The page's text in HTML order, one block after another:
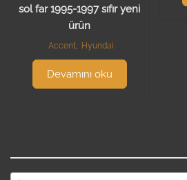
sol far 1995-1997 sıfır yeni
ürün
Accent Hyundai
Devamını oku